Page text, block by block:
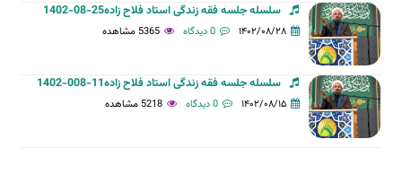
سلسله جلسه فقه زندگی استاد فلاح زاده25-08-1402
۱۴۰۲/۰۸/۲۸ 0 دیدگاه 5365 مشاهده
سلسله جلسه فقه زندگی استاد فلاح زاده11-008-1402
۱۴۰۲/۰۸/۱۵ 0 دیدگاه 5218 مشاهده